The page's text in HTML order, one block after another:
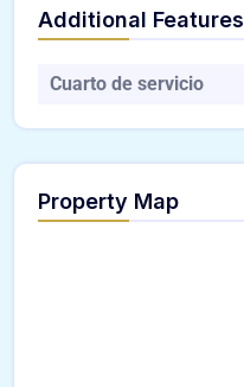
Additional Features
Cuarto de servicio
Property Map